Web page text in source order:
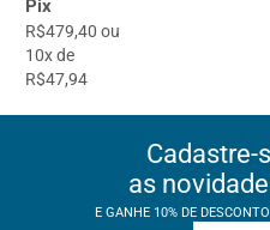
Pix
R$479,40 ou
10x de
R$47,94
Cadastre-
as
E GANHE 10% DE